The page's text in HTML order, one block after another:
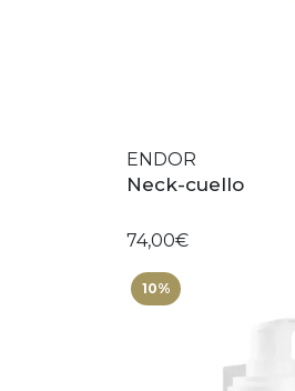
ENDOR
Neck-cuello
74,00€
10%